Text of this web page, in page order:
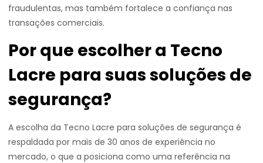
fraudulentas, mas também fortalece a confiança nas
transações comerciais.
Por que escolher a Tecno
Lacre para suas soluções de
segurança?
A escolha da Tecno Lacre para soluções de segurança é
respaldada por mais de 30 anos de experiência no
mercado, o que a posiciona como uma referência na